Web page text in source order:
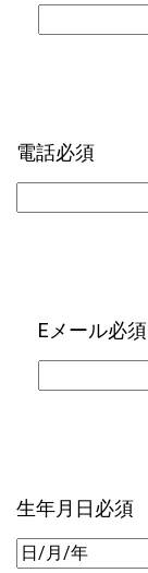
電話必須
Eメール必須
生年月日必須
DD/MM/YYYY